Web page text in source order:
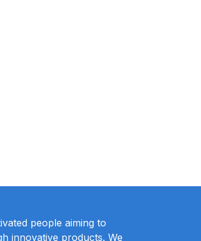
people aiming to
innovative products. We